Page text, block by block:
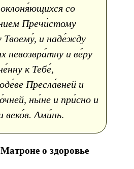
со
Пречи́стому
Твоему́, и наде́жду
невозвра́тну и ве́ру
к Тебе́,
Пресла́вней и
ны́не и при́сно и
веко́в. Ами́нь.
о здоровье